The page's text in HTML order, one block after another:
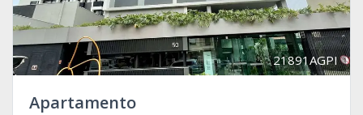
21891AGPI
Apartamento